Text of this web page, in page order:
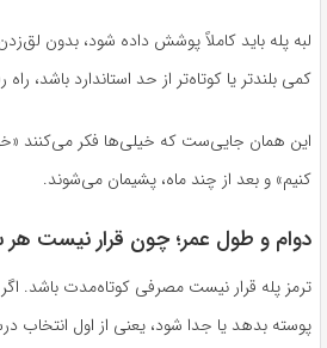
لبه پله باید کاملاً پوشش داده شود، بدون
کمی بلندتر یا کوتاه‌تر از حد استاندارد باشد،
این همان جایی‌ست که خیلی‌ها فکر می‌کنند
کنیم» و بعد از چند ماه، پشیمان می‌شوند.
دوام و طول عمر؛ چون قرار نیست
ترمز پله قرار نیست مصرفی کوتاه‌مدت باشد.
پوسته بدهد یا جدا شود، یعنی از اول انتخاب